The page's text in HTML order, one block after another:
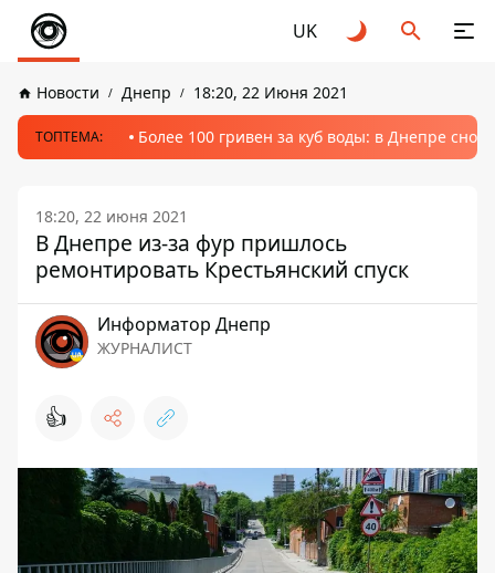
UK
Новости Днепр 18:20, 22 Июня 2021
ТОПТЕМА: Более 100 гривен за куб воды: в Днепре
18:20, 22 июня 2021
В Днепре из-за фур пришлось
ремонтировать Крестьянский спуск
Информатор Днепр
ЖУРНАЛИСТ
👍